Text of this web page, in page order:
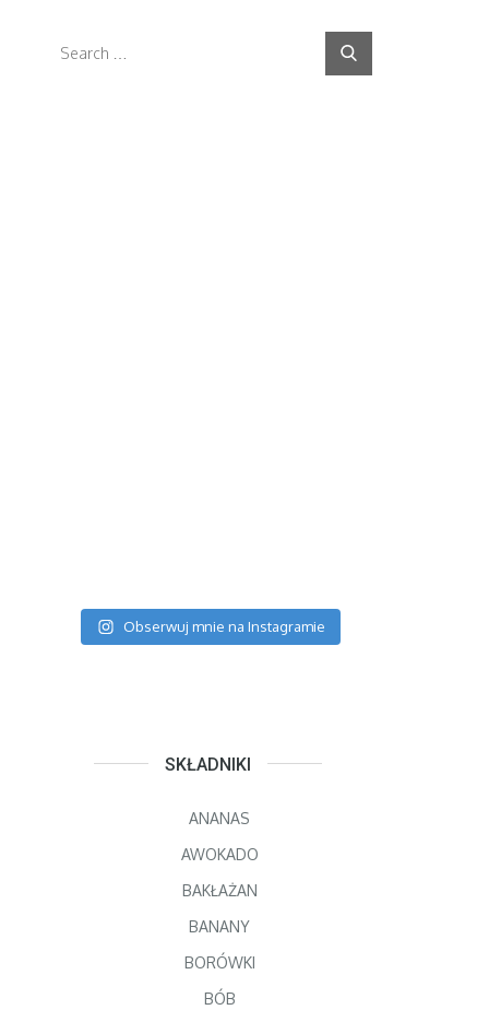
Search
Obserwuj mnie na Instagramie
SKŁADNIKI
ANANAS
AWOKADO
BAKŁAŻAN
BANANY
BORÓWKI
BÓB